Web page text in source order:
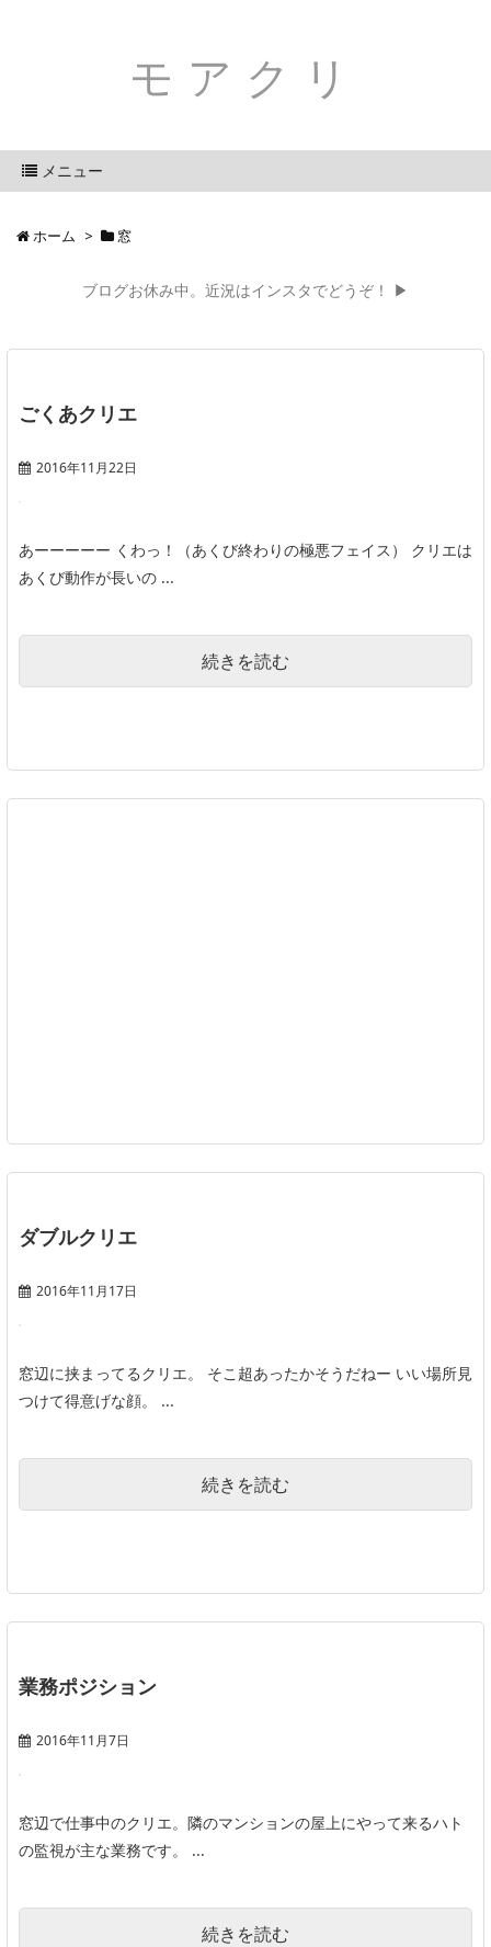
モアクリ
メニュー
ホーム > 窓
ブログお休み中。近況はインスタでどうぞ！ ▶
ごくあクリエ
2016年11月22日
あーーーーー くわっ！（あくび終わりの極悪フェイス） クリエは
あくび動作が長いの ...
続きを読む
ダブルクリエ
2016年11月17日
窓辺に挟まってるクリエ。 そこ超あったかそうだねー いい場所見
つけて得意げな顔。 ...
続きを読む
業務ポジション
2016年11月7日
窓辺で仕事中のクリエ。隣のマンションの屋上にやって来るハト
の監視が主な業務です。 ...
続きを読む